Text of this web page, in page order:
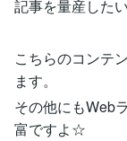
記事を量産した
こちらのコンテ
ます。
その他にもWeb
富ですよ☆